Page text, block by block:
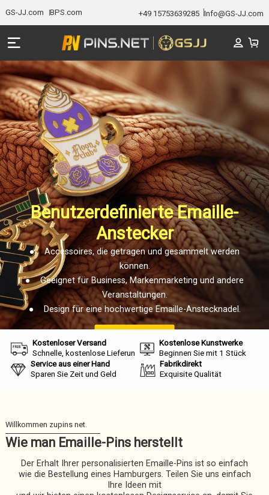
GS-JJ.com BPS.com +49 15753639285 Info@GS-JJ.com
Benutzerdefinierte Emaille-
Anstecker
● Accessoires, die getragen und gesammelt werden
können.
● Geeignet für Business, Markenmarketing und andere
Veranstaltungen.
● Design für eine hochwertige Emaille-Anstecknadel.
Kostenloser Versand
Schnelle, kostenlose Lieferung per Flugzeug
Kostenlose Kunstwerke
Beginnen Sie mit 1 Stück
Service aus einer Hand
Sparen Sie Zeit und Geld
Fabrikdirekt
Exquisite Qualität
Wie man Emaille-Pins herstellt
Der Erhalt Ihrer personalisierten Emaille-Pins ist so einfach
wie die Bestellung eines Hamburgers. Teilen Sie uns einfach
Ihre Ideen mit